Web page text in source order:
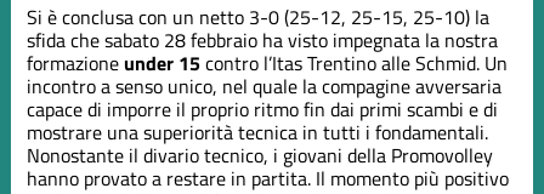
Si è conclusa con un netto 3-0 (25-12, 25-15, 25-10) la
sfida che sabato 28 febbraio ha visto impegnata la nostra
formazioneunder 15contro l’Itas Trentino alle Schmid. Un
incontro a senso unico, nel quale la compagine avversaria
capace di imporre il proprio ritmo fin dai primi scambi e di
mostrare una superiorità tecnica in tutti i fondamentali.
Nonostante il divario tecnico, i giovani della Promovolley
hanno provato a restare in partita. Il momento più positivo